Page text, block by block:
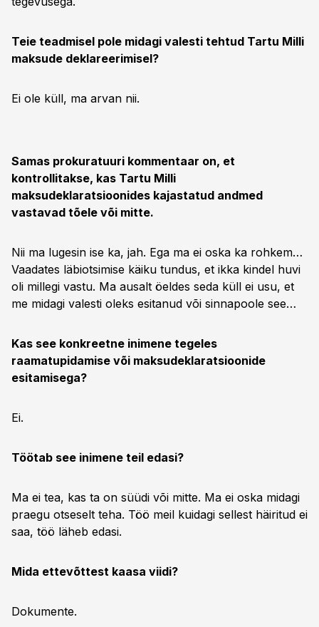
Teie teadmisel pole midagi valesti tehtud Tartu Milli
maksude deklareerimisel?
Ei ole küll, ma arvan nii.
Samas prokuratuuri kommentaar on, et
kontrollitakse, kas Tartu Milli
maksudeklaratsioonides kajastatud andmed
vastavad tõele või mitte.
Nii ma lugesin ise ka, jah. Ega ma ei oska ka rohkem…
Vaadates läbiotsimise käiku tundus, et ikka kindel huvi
oli millegi vastu. Ma ausalt öeldes seda küll ei usu, et
me midagi valesti oleks esitanud või sinnapoole see…
Kas see konkreetne inimene tegeles
raamatupidamise või maksudeklaratsioonide
esitamisega?
Ei.
Töötab see inimene teil edasi?
Ma ei tea, kas ta on süüdi või mitte. Ma ei oska midagi
praegu otseselt teha. Töö meil kuidagi sellest häiritud ei
saa, töö läheb edasi.
Mida ettevõttest kaasa viidi?
Dokumente.